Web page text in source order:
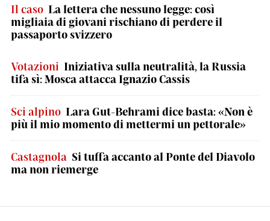
Il caso La lettera che nessuno legge: così
migliaia di giovani rischiano di perdere il
passaporto svizzero
Votazioni Iniziativa sulla neutralità, la Russia
tifa sì: Mosca attacca Ignazio Cassis
Sci alpino Lara Gut-Behrami dice basta: «Non è
più il mio momento di mettermi un pettorale»
Castagnola Si tuffa accanto al Ponte del Diavolo
ma non riemerge